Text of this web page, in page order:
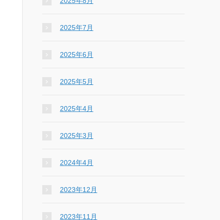
2025年7月
2025年6月
2025年5月
2025年4月
2025年3月
2024年4月
2023年12月
2023年11月